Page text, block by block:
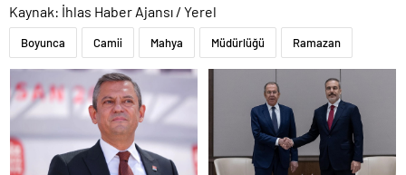
Kaynak: İhlas Haber Ajansı / Yerel
Boyunca Camii Mahya Müdürlüğü Ramazan